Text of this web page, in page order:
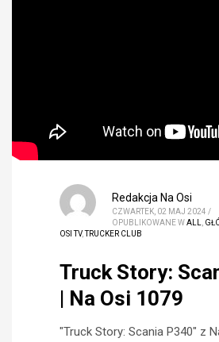
Redakcja Na Osi
CZWARTEK, 02 MAJ 2024 /
OPUBLIKOWANE WALL
OSI TV,TRUCKER CLUB
Truck Story:
| Na Osi 1079
"Truck Story: Scania P340" z